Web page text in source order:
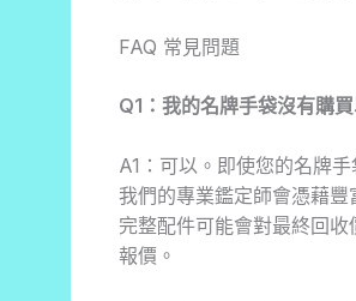
FAQ 常見問題
Q1：我的名牌手袋沒有購
A1：可以。即使您的名牌
我們的專業鑑定師會憑藉
完整配件可能會對最終回
報價。